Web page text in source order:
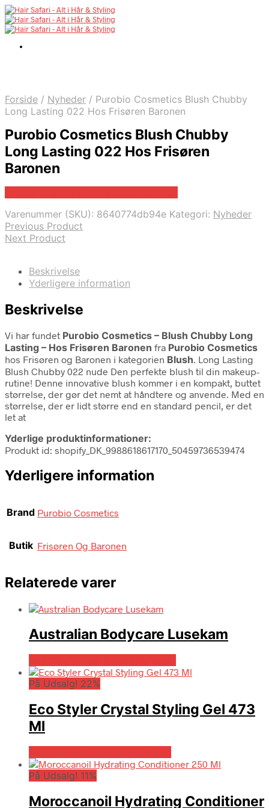
Forside / Nyheder / Purobio Cosmetics Blush Chubby
Long Lasting 022 Hos Frisøren Baronen
Purobio Cosmetics Blush Chubby
Long Lasting 022 Hos Frisøren
Baronen
Varenummer (SKU): 8640774db94e Kategori: Nyheder
Previous Product
Next Product
Beskrivelse
Yderligere information
Beskrivelse
Vi har fundet Purobio Cosmetics – Blush Chubby Long
Lasting – Hos Frisøren Baronen fra Purobio Cosmetics
hos Frisøren og Baronen i kategorien Blush. Long Lasting
Blush Chubby 022 nude Den perfekte blush til din makeup-
rutine! Denne innovative blush kommer i en kompakt, buttet
størrelse, der gør det nemt at håndtere og anvende. Med en
størrelse, der er lidt større end en standard pencil, er det
let at
Yderlige produktinformationer:
Produkt id: shopify_DK_9988618617170_50459736539474
Yderligere information
Brand Purobio Cosmetics
Butik Frisøren Og Baronen
Relaterede varer
Australian Bodycare Lusekam
På Udsalg! 22%
Eco Styler Crystal Styling Gel 473
Ml
På Udsalg! 11%
Moroccanoil Hydrating Conditioner